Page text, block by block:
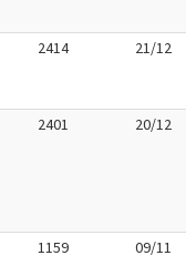
2414 21/12
2401 20/12
1159 09/11